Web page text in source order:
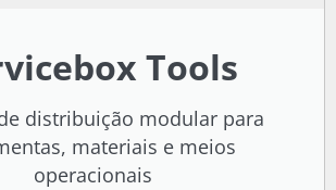
Tools
distribuição modular para
materiais e meios
operacionais